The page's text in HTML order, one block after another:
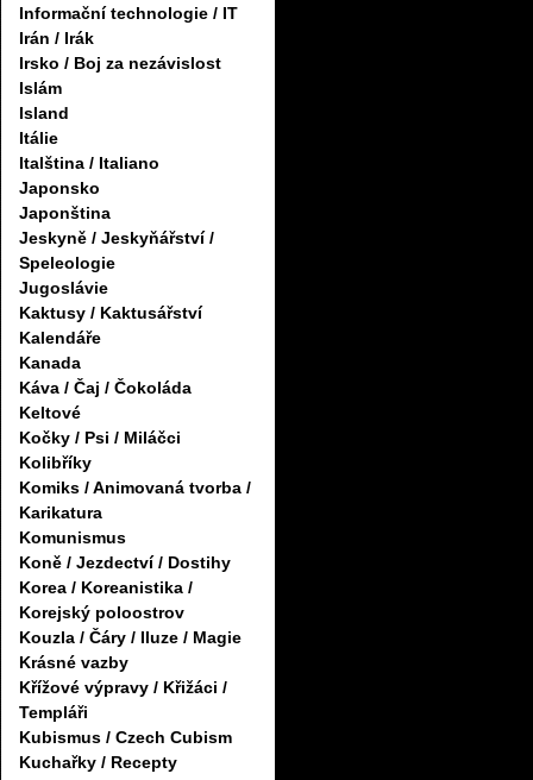
Informační technologie / IT
Irán / Irák
Irsko / Boj za nezávislost
Islám
Island
Itálie
Italština / Italiano
Japonsko
Japonština
Jeskyně / Jeskyňářství /
Speleologie
Jugoslávie
Kaktusy / Kaktusářství
Kalendáře
Kanada
Káva / Čaj / Čokoláda
Keltové
Kočky / Psi / Miláčci
Kolibříky
Komiks / Animovaná tvorba /
Karikatura
Komunismus
Koně / Jezdectví / Dostihy
Korea / Koreanistika /
Korejský poloostrov
Kouzla / Čáry / Iluze / Magie
Krásné vazby
Křížové výpravy / Křižáci /
Templáři
Kubismus / Czech Cubism
Kuchařky / Recepty